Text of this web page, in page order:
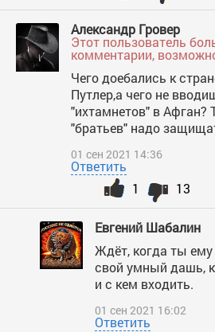
Александр Гровер
Этот пользователь
комментарии,
Чего доебались к
Путлер,а чего не
"ихтамнетов" в Афган?
"братьев" надо
01 сен 2021 14:36
Ответить
13
1
Евгений Шабалин
Ждёт, когда ты ему
свой умный дашь,
и с кем входить.
01 сен 2021 16:02
Ответить